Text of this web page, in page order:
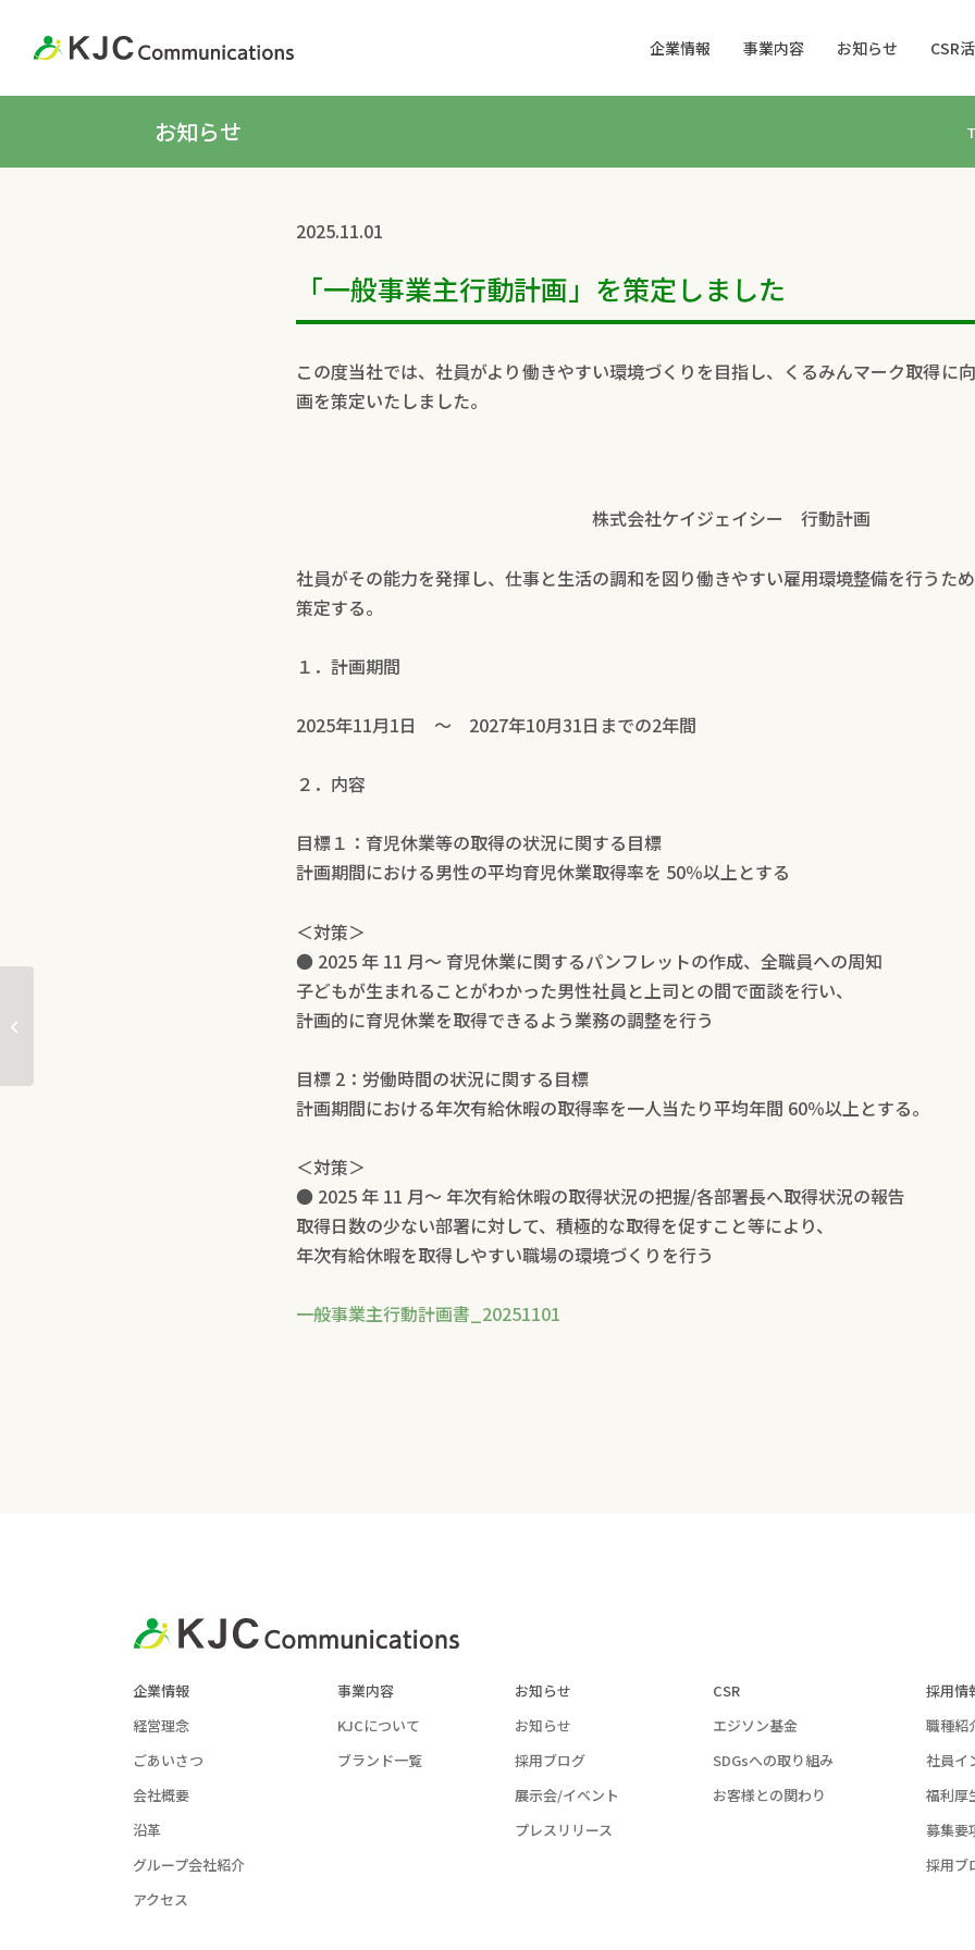
企業情報 事業内容 お知らせ CSR
お知らせ
2025.11.01
「一般事業主行動計画」を策定しました
この度当社では、社員がより働きやすい環境づくりを目指し、くるみんマーク取得に
画を策定いたしました。
株式会社ケイジェイシー 行動計画
社員がその能力を発揮し、仕事と生活の調和を図り働きやすい雇用環境整備を行うた
策定する。
１．計画期間
2025年11月1日 ～ 2027年10月31日までの2年間
２．内容
目標１：育児休業等の取得の状況に関する目標
計画期間における男性の平均育児休業取得率を 50％以上とする
＜対策＞
● 2025 年 11 月～ 育児休業に関するパンフレットの作成、全職員への周知
子どもが生まれることがわかった男性社員と上司との間で面談を行い、
計画的に育児休業を取得できるよう業務の調整を行う
目標 2：労働時間の状況に関する目標
計画期間における年次有給休暇の取得率を一人当たり平均年間 60％以上とする。
＜対策＞
● 2025 年 11 月～ 年次有給休暇の取得状況の把握/各部署長へ取得状況の報告
取得日数の少ない部署に対して、積極的な取得を促すこと等により、
年次有給休暇を取得しやすい職場の環境づくりを行う
一般事業主行動計画書_20251101
企業情報
経営理念
ごあいさつ
会社概要
沿革
グループ会社紹介
アクセス
事業内容
KJCについて
ブランド一覧
お知らせ
お知らせ
採用ブログ
展示会/イベント
プレスリリース
CSR
エジソン基金
SDGsへの取り組み
お客様との関わり
採用情
職種紹
社員イ
福利厚
募集要
採用ブ